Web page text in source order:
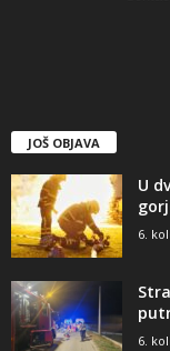
JOŠ OBJAVA
U
6.
6.